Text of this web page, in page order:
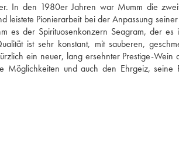
In den 1980er Jahren war Mumm die
leistete Pionierarbeit bei der Anpassung
es der Spirituosenkonzern Seagram, der es
ist sehr konstant, mit sauberen,
ein neuer, lang ersehnter Prestige-Wein
und auch den Ehrgeiz, seine